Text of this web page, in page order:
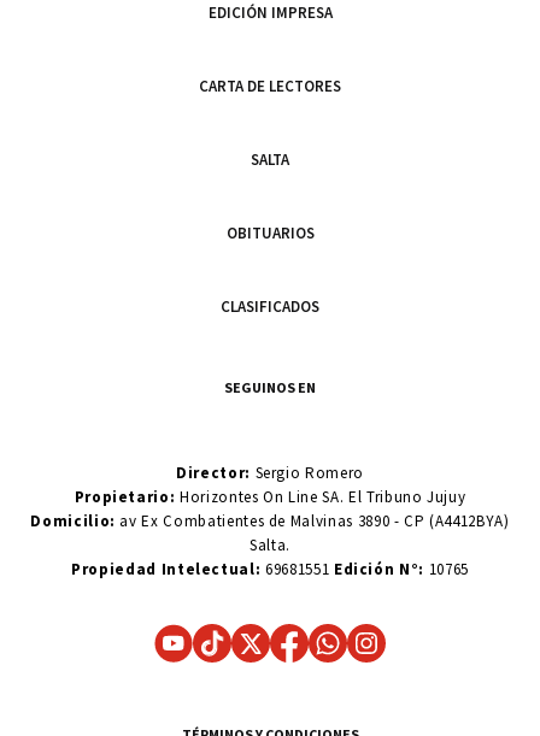
EDICIÓN IMPRESA
CARTA DE LECTORES
SALTA
OBITUARIOS
CLASIFICADOS
SEGUINOS EN
Director: Sergio Romero
Propietario:Horizontes On Line SA. El Tribuno Jujuy
Domicilio: av Ex Combatientes de Malvinas 3890 - CP (A4412BYA)
Salta.
Propiedad Intelectual: 69681551 Edición N°: 10765